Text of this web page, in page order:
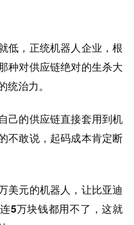
低，正统机器人企业，根
种对供应链绝对的生杀大
治力。
己的供应链直接套用到机
不敢说，起码成本肯定断
美元的机器人，让比亚迪
5万块钱都用不了，这就